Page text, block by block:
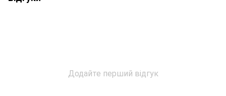
Додайте перший відгук